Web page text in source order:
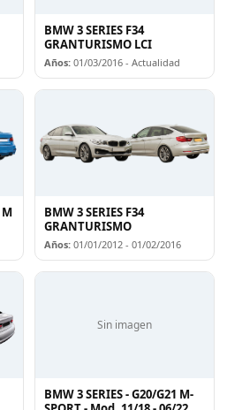
BMW 3 SERIES F34
GRANTURISMO LCI
Años: 01/03/2016 - Actualidad
BMW 3 SERIES F34
GRANTURISMO
Años: 01/01/2012 - 01/02/2016
Sin imagen
BMW 3 SERIES - G20/G21 M-